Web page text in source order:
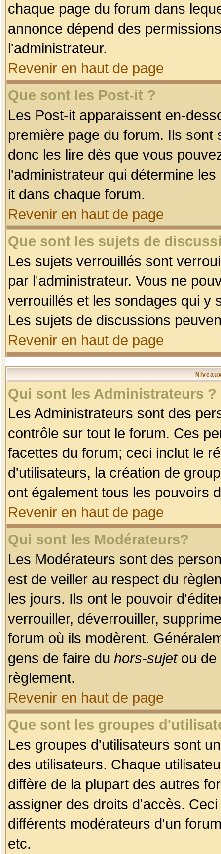
chaque page du forum dans
annonce dépend des
l'administrateur.
Revenir en haut de page
Que sont les Post-it ?
Les Post-it apparaissent en-
première page du forum. Ils
donc les lire dès que vous
l'administrateur qui détermine
it dans chaque forum.
Revenir en haut de page
Que sont les sujets de
Les sujets verrouillés sont
par l'administrateur. Vous ne
verrouillés et les sondages qui y
Les sujets de discussions
Revenir en haut de page
Qui sont les Administrateurs ?
Les Administrateurs sont des
contrôle sur tout le forum. Ces
facettes du forum; ceci inclut le
d'utilisateurs, la création de
ont également tous les pouvoirs
Revenir en haut de page
Qui sont les Modérateurs?
Les Modérateurs sont des
est de veiller au respect du
les jours. Ils ont le pouvoir
verrouiller, déverrouiller,
forum où ils modèrent.
gens de faire du hors-sujetou de
règlement.
Revenir en haut de page
Que sont les groupes
Les groupes d'utilisateurs sont
des utilisateurs. Chaque
diffère de la plupart des autres
assigner des droits d'accès.
différents modérateurs d'un
etc.